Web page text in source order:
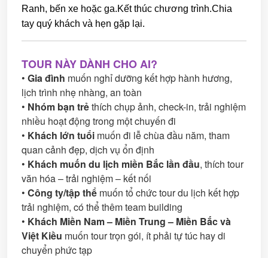
Ranh, bến xe hoặc ga.Kết thúc chương trình.Chia
tay quý khách và hẹn gặp lại.
TOUR NÀY DÀNH CHO AI?
• Gia đình muốn nghỉ dưỡng kết hợp hành hương,
lịch trình nhẹ nhàng, an toàn
• Nhóm bạn trẻthích chụp ảnh, check-in, trải nghiệm
nhiều hoạt động trong một chuyến đi
• Khách lớn tuổi muốn đi lễ chùa đầu năm, tham
quan cảnh đẹp, dịch vụ ổn định
• Khách muốn du lịch miền Bắc lần đầu, thích tour
văn hóa – trải nghiệm – kết nối
• Công ty/tập thể muốn tổ chức tour du lịch kết hợp
trải nghiệm, có thể thêm team building
• Khách Miền Nam – Miền Trung – Miền Bắc và
Việt Kiều muốn tour trọn gói, ít phải tự túc hay di
chuyển phức tạp